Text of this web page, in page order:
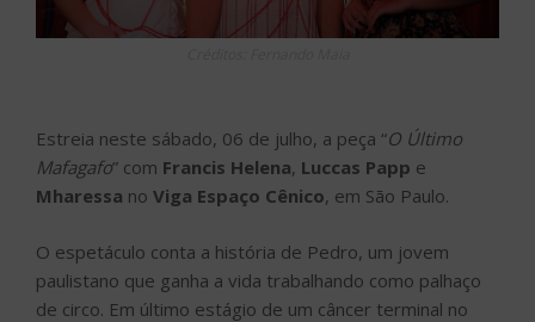
Estreia neste sábado, 06 de julho, a peça “O Último
Mafagafo” com Francis Helena, Luccas Papp e
Mharessa no Viga Espaço Cênico, em São Paulo.
O espetáculo conta a história de Pedro, um jovem
paulistano que ganha a vida trabalhando como palhaço
de circo. Em último estágio de um câncer terminal no